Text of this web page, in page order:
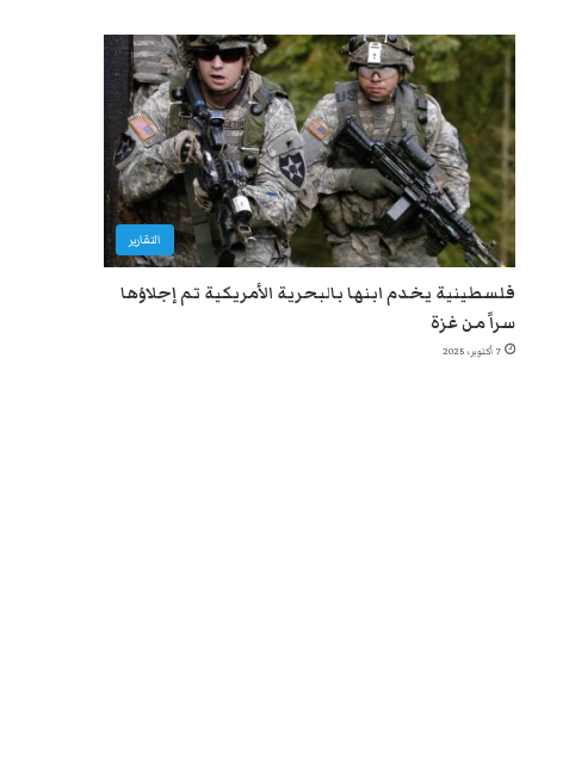
التقارير
فلسطينية يخدم ابنها بالبحرية الأمريكية تم إجلاؤها
سراً من غزة
7 أكتوبر، 2025